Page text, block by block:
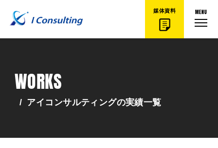
媒体資料 MENU
WORKS
/ アイコンサルティングの実績一覧